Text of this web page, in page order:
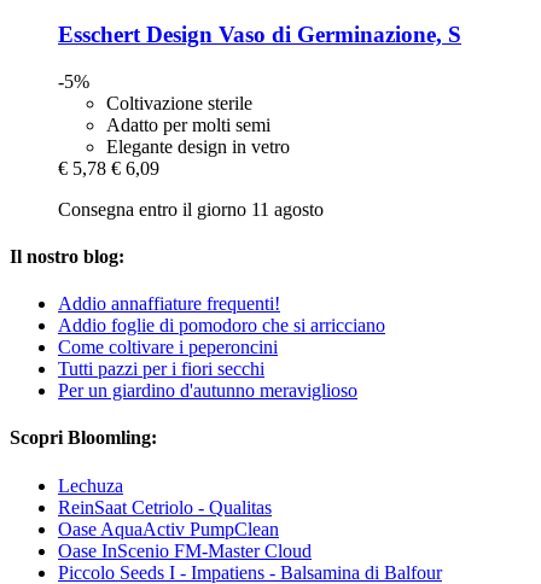
Esschert Design Vaso di Germinazione, S
-5%
Coltivazione sterile
Adatto per molti semi
Elegante design in vetro
€ 5,78 € 6,09
Consegna entro il giorno 11 agosto
Il nostro blog:
Addio annaffiature frequenti!
Addio foglie di pomodoro che si arricciano
Come coltivare i peperoncini
Tutti pazzi per i fiori secchi
Per un giardino d'autunno meraviglioso
Scopri Bloomling:
Lechuza
ReinSaat Cetriolo - Qualitas
Oase AquaActiv PumpClean
Oase InScenio FM-Master Cloud
Piccolo Seeds I - Impatiens - Balsamina di Balfour